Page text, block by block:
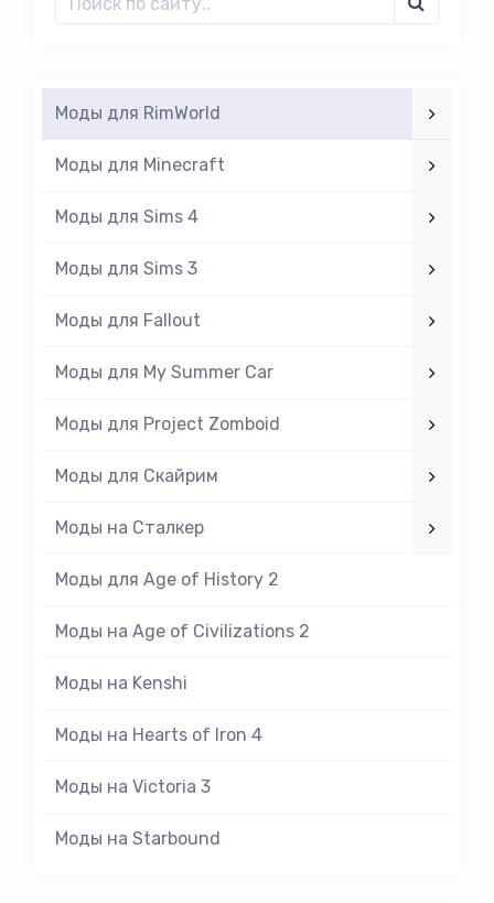
Моды для RimWorld
Моды для Minecraft
Моды для Sims 4
Моды для Sims 3
Моды для Fallout
Моды для My Summer Car
Моды для Project Zomboid
Моды для Скайрим
Моды на Cталкер
Моды для Age of History 2
Моды на Age of Civilizations 2
Моды на Kenshi
Моды на Hearts of Iron 4
Моды на Victoria 3
Моды на Starbound